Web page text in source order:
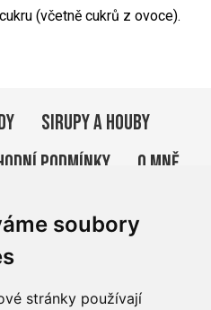
soubory
stránky používají
(včetně cukrů z ovoce).
SIRUPY A HOUBY
PODMÍNKY
O MNĚ